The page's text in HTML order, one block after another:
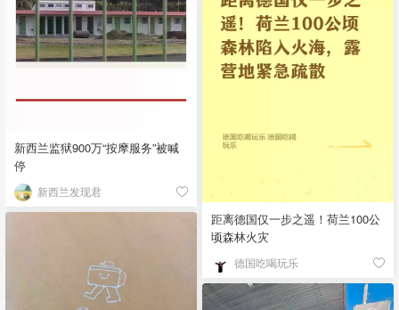
新西兰监狱900万“按摩服务”被喊
停
新西兰发现君
距离德国仅一步之遥！荷兰100公
顷森林火灾
德国吃喝玩乐